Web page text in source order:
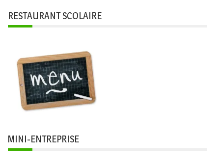
RESTAURANT SCOLAIRE
MINI-ENTREPRISE